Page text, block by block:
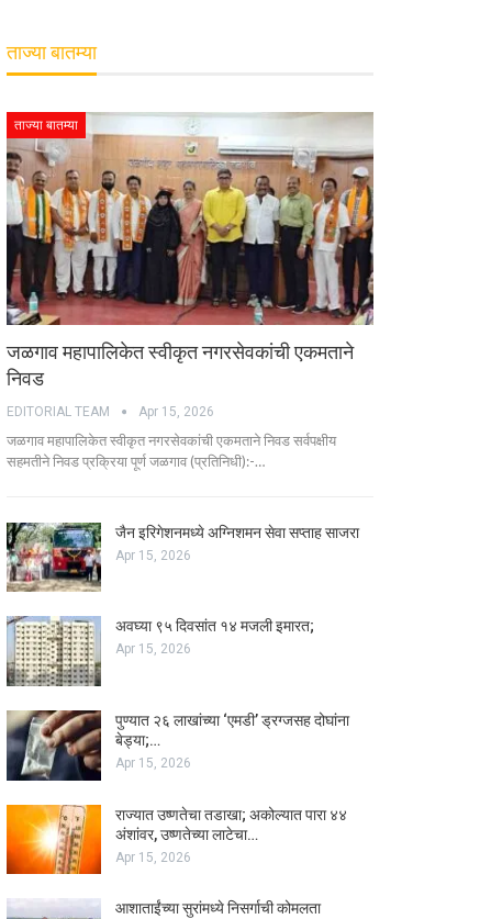
ताज्या बातम्या
ताज्या बातम्या
जळगाव महापालिकेत स्वीकृत नगरसेवकांची एकमताने
निवड
EDITORIAL TEAM Apr 15, 2026
जळगाव महापालिकेत स्वीकृत नगरसेवकांची एकमताने निवड सर्वपक्षीय
सहमतीने निवड प्रक्रिया पूर्ण जळगाव (प्रतिनिधी):-…
जैन इरिगेशनमध्ये अग्निशमन सेवा सप्ताह साजरा
Apr 15, 2026
अवघ्या ९५ दिवसांत १४ मजली इमारत;
Apr 15, 2026
पुण्यात २६ लाखांच्या ‘एमडी’ ड्रग्जसह दोघांना
बेड्या;…
Apr 15, 2026
राज्यात उष्णतेचा तडाखा; अकोल्यात पारा ४४
अंशांवर, उष्णतेच्या लाटेचा…
Apr 15, 2026
आशाताईंच्या सुरांमध्ये निसर्गाची कोमलता